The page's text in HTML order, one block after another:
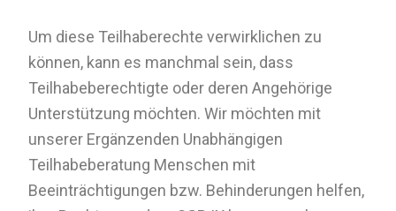
Um diese Teilhaberechte verwirklichen zu
können, kann es manchmal sein, dass
Teilhabeberechtigte oder deren Angehörige
Unterstützung möchten. Wir möchten mit
unserer Ergänzenden Unabhängigen
Teilhabeberatung Menschen mit
Beeinträchtigungen bzw. Behinderungen helfen,